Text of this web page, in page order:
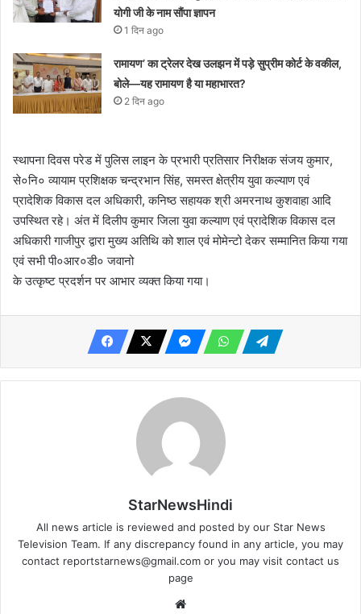
योगी जी के नाम सौंपा ज्ञापन
1 दिन ago
रामायण’ का ट्रेलर देख उलझन में पड़े सुप्रीम कोर्ट के वकील,
बोले—यह रामायण है या महाभारत?
2 दिन ago
स्थापना दिवस परेड में पुलिस लाइन के प्रभारी प्रतिसार निरीक्षक संजय कुमार,
से०नि० व्यायाम प्रशिक्षक चन्द्रभान सिंह, समस्त क्षेत्रीय युवा कल्याण एवं
प्रादेशिक विकास दल अधिकारी, कनिष्ठ सहायक श्री अमरनाथ कुशवाहा आदि
उपस्थित रहे। अंत में दिलीप कुमार जिला युवा कल्याण एवं प्रादेशिक विकास दल
अधिकारी गाजीपुर द्वारा मुख्य अतिथि को शाल एवं मोमेन्टो देकर सम्मानित किया गया
एवं सभी पी०आर०डी० जवानो
के उत्कृष्ट प्रदर्शन पर आभार व्यक्त किया गया।
StarNewsHindi
All news article is reviewed and posted by our Star News
Television Team. If any discrepancy found in any article, you may
contact reportstarnews@gmail.com or you may visit contact us
page